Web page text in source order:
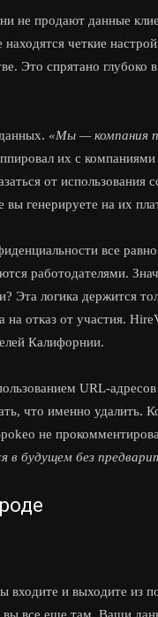
не продают данные
четкие
Это спрятано глубоко
«Мы — компания
их с
от
вы генерируете на их
все
работодателями.
Эта логика держится
отказ от участия.
Калифорнии.
URL-
что именно удалить.
не
будущем без
входите и выходите из